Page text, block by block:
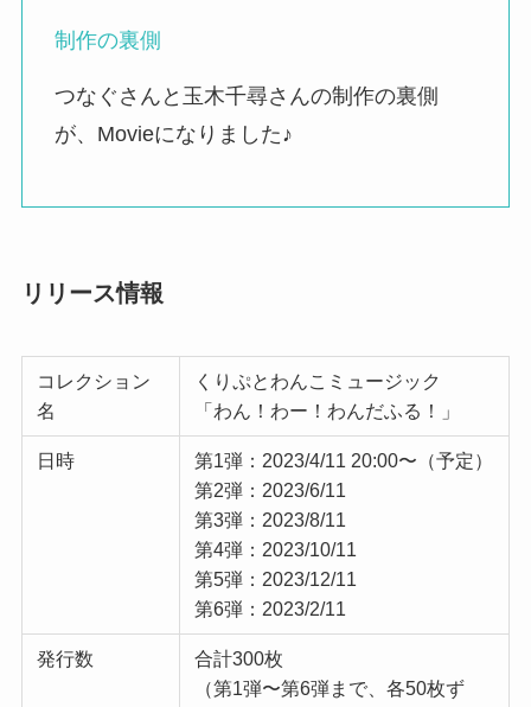
制作の裏側
つなぐさんと玉木千尋さんの制作の裏側
が、Movieになりました♪
リリース情報
コレクション
名
くりぷとわんこミュージック
「わん！わー！わんだふる！」
日時
第1弾：2023/4/11 20:00〜（予定）
第2弾：2023/6/11
第3弾：2023/8/11
第4弾：2023/10/11
第5弾：2023/12/11
第6弾：2023/2/11
発行数
合計300枚
（第1弾〜第6弾まで、各50枚ず